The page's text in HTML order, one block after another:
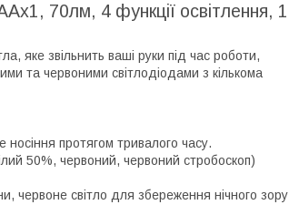
70лм, 4 функції освітлення, 1
яке звільнить ваші руки під час роботи,
та червоними світлодіодами з кількома
протягом тривалого часу.
50%, червоний, червоний стробоскоп)
червоне світло для збереження нічного зору